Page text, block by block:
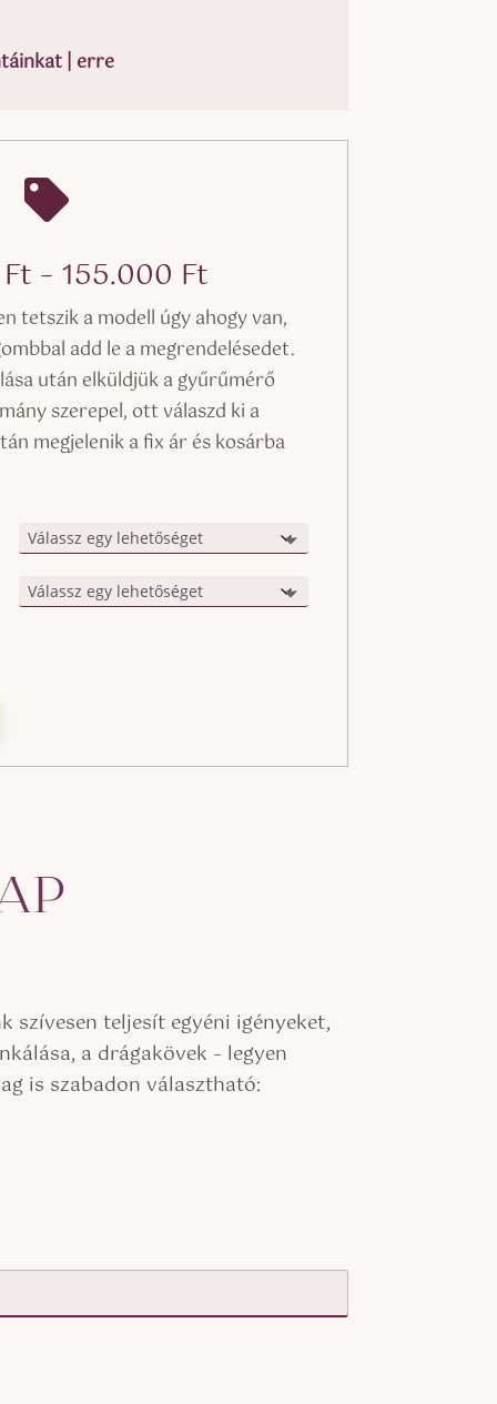
| erre

Ft – 155.000 FtÁrtartomány:
150.000 Ft
-
155.000 Ft
tetszik a modell úgy ahogy van,
add le a megrendelésedet.
után elküldjük a gyűrűmérő
szerepel, ott válaszd ki a
megjelenik a fix ár és kosárba
teljesít egyéni igényeket,
a drágakövek – legyen
is szabadon választható: